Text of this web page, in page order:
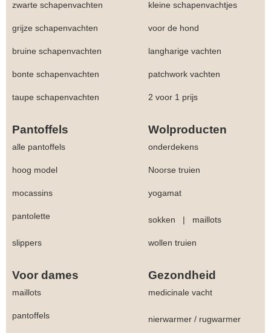
zwarte schapenvachten kleine schapenvachtjes
grijze schapenvachten voor de hond
bruine schapenvachten langharige vachten
bonte schapenvachten patchwork vachten
taupe schapenvachten 2 voor 1 prijs
Pantoffels Wolproducten
alle pantoffels onderdekens
hoog model Noorse truien
mocassins yogamat
pantolette sokken | maillots
slippers wollen truien
Voor dames Gezondheid
maillots medicinale vacht
pantoffels nierwarmer / rugwarmer